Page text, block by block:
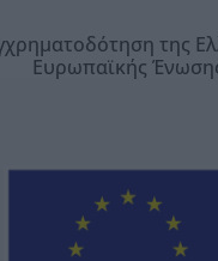
της
Ευρωπαϊκής